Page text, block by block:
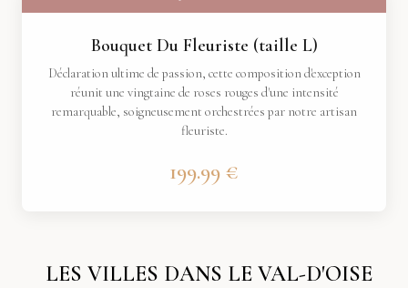
Bouquet Du Fleuriste (taille L)
Déclaration ultime de passion, cette composition d'exception
réunit une vingtaine de roses rouges d'une intensité
remarquable, soigneusement orchestrées par notre artisan
fleuriste.
199.99 €
LES VILLES DANS LE VAL-D'OISE